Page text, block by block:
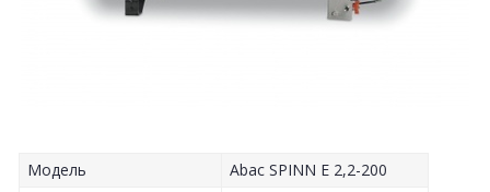
Модель
Abac SPINN E 2,2-200